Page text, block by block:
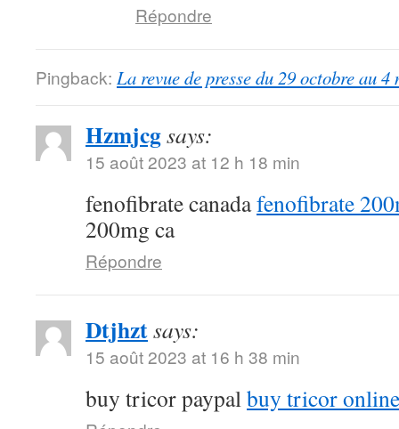
Répondre
Pingback: La revue de presse du 29 octobre au
Hzmjcgsays:
15 août 2023 at 12 h 18 min
fenofibrate canadafenofibrate
200mg ca
Répondre
Dtjhztsays:
15 août 2023 at 16 h 38 min
buy tricor paypalbuy tricor online